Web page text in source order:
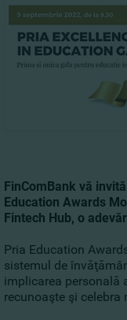
FinComBank vă
Education Awards
Fintech Hub, o
Pria Education
sistemul de
implicarea personală
recunoaşte şi